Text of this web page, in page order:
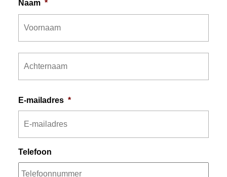
Naam *
E-mailadres *
Telefoon